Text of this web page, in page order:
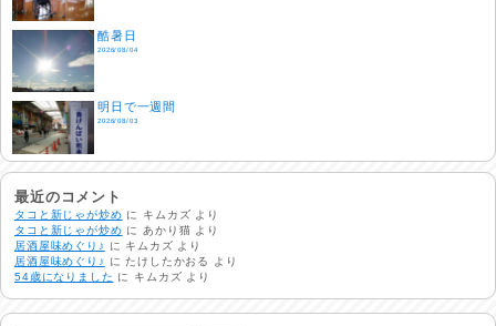
酷暑日
2026/08/04
明日で一週間
2026/08/03
熱中症注意
2026/08/02
非常時には…
2026/08/01
生活支援情報
最近のコメント
タコと新じゃが炒め に キムカズ より
タコと新じゃが炒め にあかり猫 より
居酒屋味めぐり♪
に キムカズ より
居酒屋味めぐり♪
にたけしたかおる
より
54歳になりました に キムカズ より